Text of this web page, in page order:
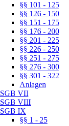
§§ 101 - 125
§§ 126 - 150
§§ 151 - 175
§§ 176 - 200
§§ 201 - 225
§§ 226 - 250
§§ 251 - 275
§§ 276 - 300
§§ 301 - 322
Anlagen
SGB VII
SGB VIII
SGB IX
§§ 1 - 25